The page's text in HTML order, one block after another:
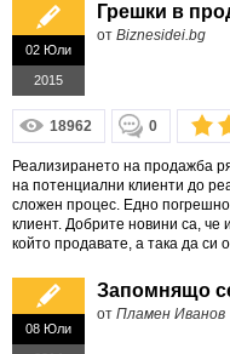
02 Юли
2015
Грешки в
от Biznesidei.bg
18962 0
Реализирането на продажба
на потенциални клиенти до
сложен процес. Едно
клиент. Добрите новини са,
който продавате, а така да си
08 Юли
Запомнящо
от Пламен Иванов